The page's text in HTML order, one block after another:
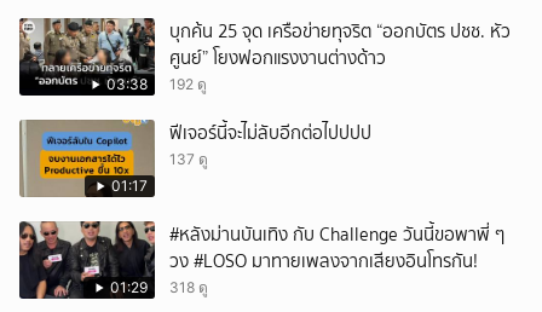
03:38
บุกค้น 25 จุด เครือข่ายทุจริต “ออกบัตร ปชช. หัว
ศูนย์” โยงฟอกแรงงานต่างด้าว
192 ดู
01:17
ฟีเจอร์นี้จะไม่ลับอีกต่อไปปปป
137 ดู
01:29
#หลังม่านบันเทิง กับ Challenge วันนี้ขอพาพี่ ๆ
วง #LOSO มาทายเพลงจากเสียงอินโทรกัน!
318 ดู